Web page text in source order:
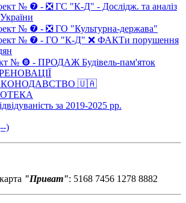
№ ❼ - ❎ ГС "К-Д" - Дослідж. та аналіз
№ ❼ - ❎ ГО "Культурна-держава"
№ ❼ - ГО "К-Д" ❌ ФАКТи порушення
№ ❽ - ПРОДАЖ Будівель-пам'яток
РЕНОВАЦІЇ
🇺🇦
за 2019-2025 рр.
)
"Приват": 5168 7456 1278 8882